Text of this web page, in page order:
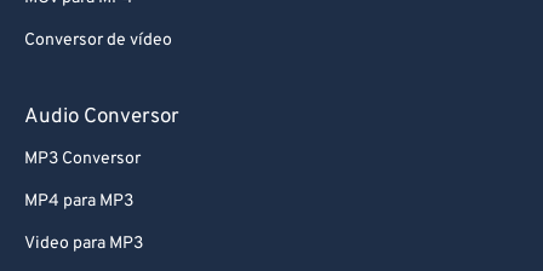
Conversor de vídeo
Audio Conversor
MP3 Conversor
MP4 para MP3
Video para MP3